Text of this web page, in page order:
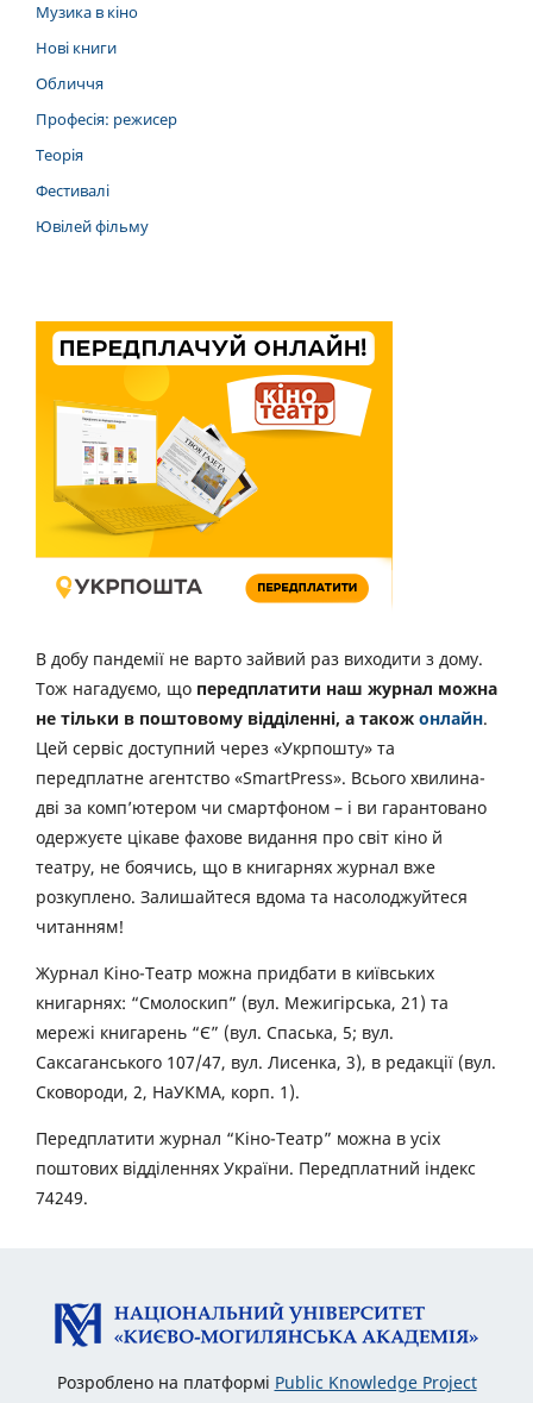
Музика в кіно
Нові книги
Обличчя
Професія: режисер
Теорія
Фестивалі
Ювілей фільму
В добу пандемії не варто зайвий раз виходити з дому.
Тож нагадуємо, що передплатити наш журнал можна
не тільки в поштовому відділенні, а також онлайн.
Цей сервіс доступний через «Укрпошту» та
передплатне агентство «SmartPress». Всього хвилина-
дві за комп’ютером чи смартфоном – і ви гарантовано
одержуєте цікаве фахове видання про світ кіно й
театру, не боячись, що в книгарнях журнал вже
розкуплено. Залишайтеся вдома та насолоджуйтеся
читанням!
Журнал Кіно-Театр можна придбати в київських
книгарнях: “Смолоскип” (вул. Межигірська, 21) та
мережі книгарень “Є” (вул. Спаська, 5; вул.
Саксаганського 107/47, вул. Лисенка, 3), в редакції (вул.
Сковороди, 2, НаУКМА, корп. 1).
Передплатити журнал “Кіно-Театр” можна в усіх
поштових відділеннях України. Передплатний індекс
74249.
Розроблено на платформі Public Knowledge Project